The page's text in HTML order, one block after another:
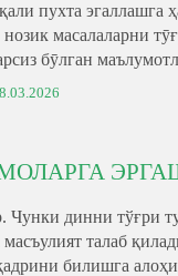
пухта
масалаларни
бӯлган
Чунки динни тўғри
талаб
билишга